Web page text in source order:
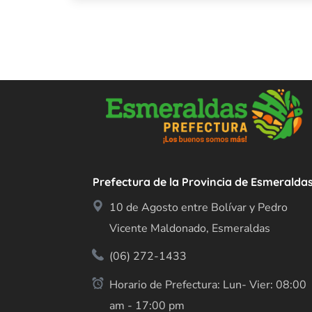
Prefectura de la Provincia de
10 de Agosto entre Bolívar y Pedro
Vicente Maldonado, Esmeraldas
(06) 272-1433
Horario de Prefectura: Lun- Vier: 08:00
am - 17:00 pm